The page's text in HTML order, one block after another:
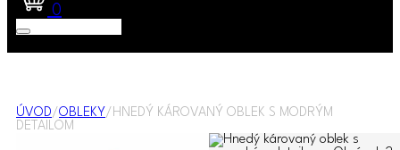
0
ÚVOD/OBLEKY/ HNEDÝ KÁROVANÝ OBLEK S MODRÝM
DETAILOM